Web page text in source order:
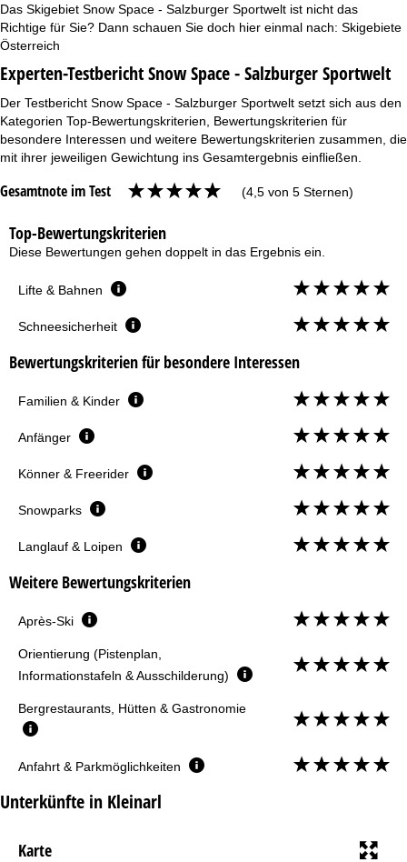
Das Skigebiet Snow Space - Salzburger Sportwelt ist nicht das
Richtige für Sie? Dann schauen Sie doch hier einmal nach: Skigebiete
Österreich
Experten-Testbericht Snow Space - Salzburger Sportwelt
Der Testbericht Snow Space - Salzburger Sportwelt setzt sich aus den
Kategorien Top-Bewertungskriterien, Bewertungskriterien für
besondere Interessen und weitere Bewertungskriterien zusammen, die
mit ihrer jeweiligen Gewichtung ins Gesamtergebnis einfließen.
Gesamtnote im Test (4,5 von 5 Sternen)
Top-Bewertungskriterien
Diese Bewertungen gehen doppelt in das Ergebnis ein.
Lifte & Bahnen
Schneesicherheit
Bewertungskriterien für besondere Interessen
Familien & Kinder
Anfänger
Könner & Freerider
Snowparks
Langlauf & Loipen
Weitere Bewertungskriterien
Après-Ski
Orientierung (Pistenplan,
Informationstafeln & Ausschilderung)
Bergrestaurants, Hütten & Gastronomie
Anfahrt & Parkmöglichkeiten
Unterkünfte in Kleinarl
Karte